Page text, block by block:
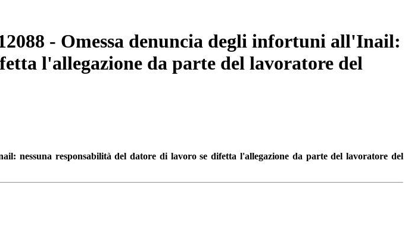
- Omessa denuncia degli infortuni all'Inail:
l'allegazione da parte del lavoratore del
nessuna responsabilità del datore di lavoro se difetta l'allegazione da parte del lavoratore del